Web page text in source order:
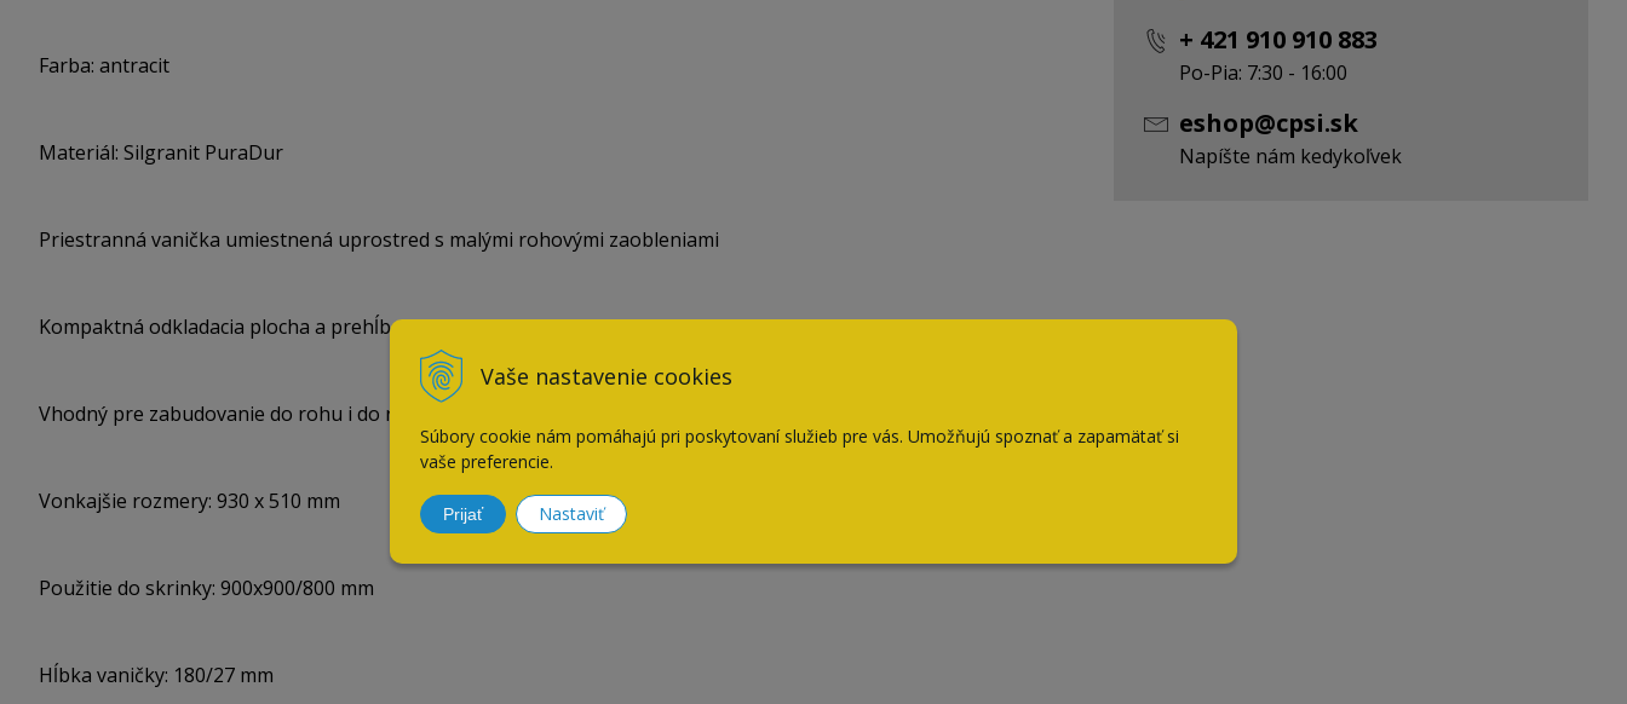
Vaše nastavenie cookies
Súbory cookie nám pomáhajú pri poskytovaní služieb pre vás. Umožňujú spoznať a zapamätať si
vaše preferencie.
Prijať Nastaviť
Farba: antracit
Materiál: Silgranit PuraDur
Priestranná vanička umiestnená uprostred s malými rohovými zaobleniami
Kompaktná odkladacia plocha a prehĺbená prídavná výlevka zo SILGRANIT®-u s integrovaným odtokom
Vhodný pre zabudovanie do rohu i do rovnej linky
Vonkajšie rozmery: 930 x 510 mm
Použitie do skrinky: 900x900/800 mm
Hĺbka vaničky: 180/27 mm
+ 421 910 910 883
Po-Pia: 7:30 - 16:00
eshop@cpsi.sk
Napíšte nám kedykoľvek